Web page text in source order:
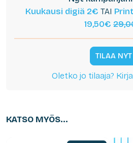
Kuukausi digiä 2€ TAI
19,50€
TILAA NYT
Oletko jo tilaaja?
KATSO MYÖS...